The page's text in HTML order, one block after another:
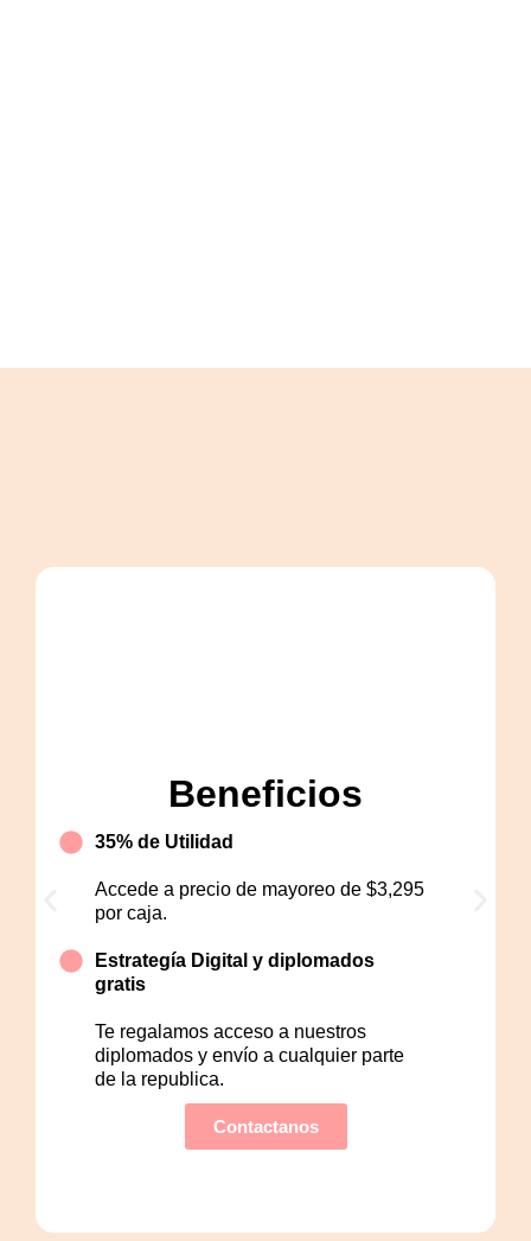
Beneficios
35% de Utilidad
Accede a precio de mayoreo de $3,295
por caja.
Estrategía Digital y diplomados
gratis
Te regalamos acceso a nuestros
diplomados y envío a cualquier parte
de la republica.
Contactanos